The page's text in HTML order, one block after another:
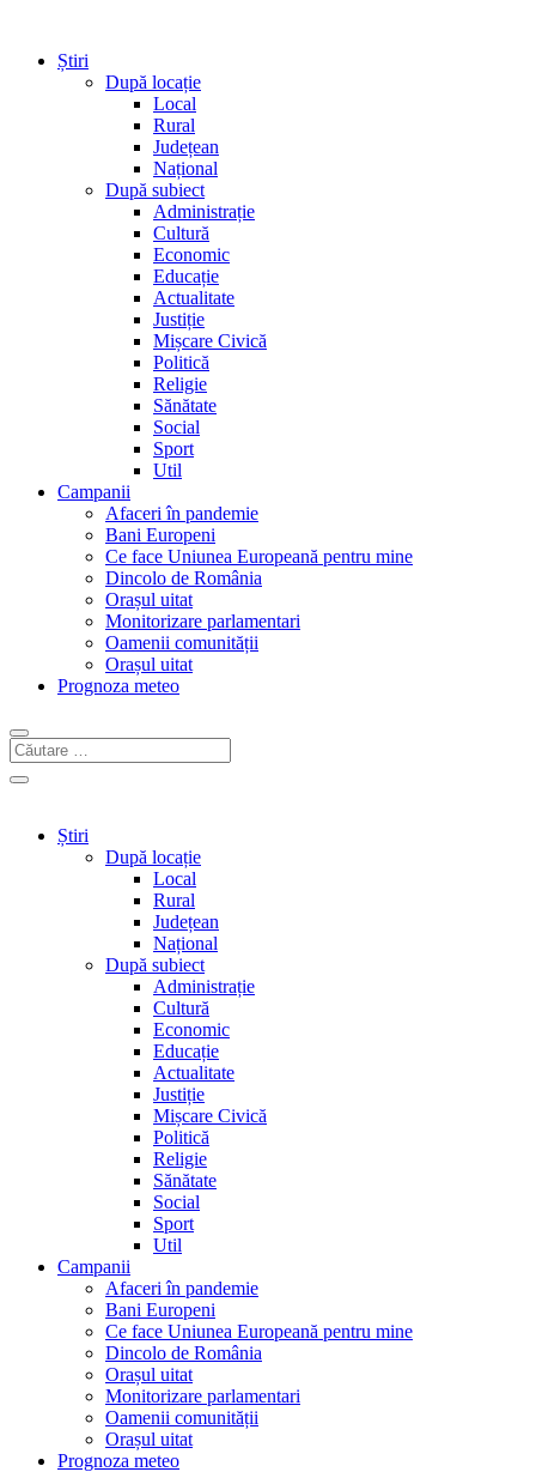
Știri
După locație
Local
Rural
Județean
Național
După subiect
Administrație
Cultură
Economic
Educație
Actualitate
Justiție
Mișcare Civică
Politică
Religie
Sănătate
Social
Sport
Util
Campanii
Afaceri în pandemie
Bani Europeni
Ce face Uniunea Europeană pentru mine
Dincolo de România
Orașul uitat
Monitorizare parlamentari
Oamenii comunității
Orașul uitat
Prognoza meteo
Știri
După locație
Local
Rural
Județean
Național
După subiect
Administrație
Cultură
Economic
Educație
Actualitate
Justiție
Mișcare Civică
Politică
Religie
Sănătate
Social
Sport
Util
Campanii
Afaceri în pandemie
Bani Europeni
Ce face Uniunea Europeană pentru mine
Dincolo de România
Orașul uitat
Monitorizare parlamentari
Oamenii comunității
Orașul uitat
Prognoza meteo